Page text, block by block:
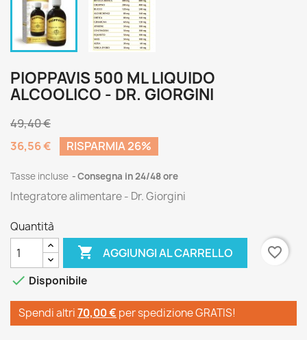
PIOPPAVIS 500 ML LIQUIDO
ALCOOLICO - DR. GIORGINI
49,40 €
36,56 €
RISPARMIA 26%
Tasse incluse Consegna in 24/48 ore
Integratore alimentare - Dr. Giorgini
Quantità
 AGGIUNGI AL CARRELLO
favorite_border
 Disponibile
Spendi altri70,00 € per spedizione GRATIS!